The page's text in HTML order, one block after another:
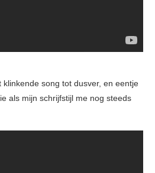
klinkende song tot dusver, en eentje
als mijn schrijfstijl me nog steeds